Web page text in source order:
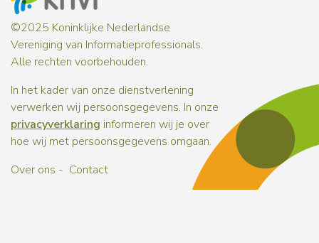
©2025 Koninklijke Nederlandse
Vereniging van Informatieprofessionals.
Alle rechten voorbehouden.
In het kader van onze dienstverlening
verwerken wij persoonsgegevens. In onze
privacyverklaring informeren wij je over
hoe wij met persoonsgegevens omgaan.
Over ons
Contact